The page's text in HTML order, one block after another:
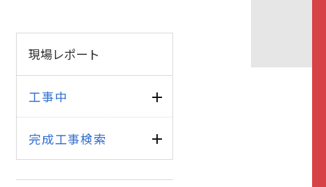
現場レポート
工事中
完成工事検索